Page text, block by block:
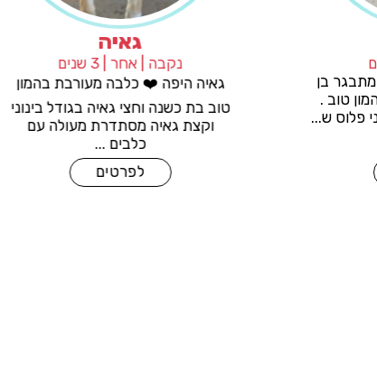
שוריק החתיך שלנו 💙 גור מתבגר בן
כשמונה חודשים מעורב בהמון טוב .
יגדל להיות כלב בגודל בינוני פלוס ש...
גאיה
טוב בת